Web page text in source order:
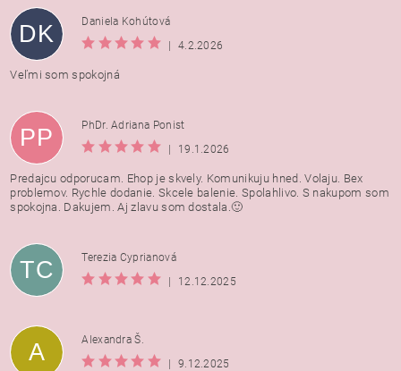
DK
Daniela Kohútová
|
4.2.2026
Veľmi som spokojná
PP
PhDr. Adriana Ponist
|
19.1.2026
Predajcu odporucam. Ehop je skvely. Komunikuju hned. Volaju. Bex
problemov. Rychle dodanie. Skcele balenie. Spolahlivo. S nakupom som
spokojna. Dakujem. Aj zlavu som dostala.🙂
TC
Terezia Cyprianová
|
12.12.2025
A
Alexandra Š.
|
9.12.2025